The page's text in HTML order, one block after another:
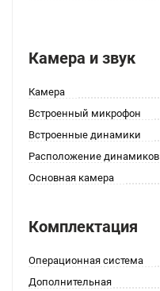
Камера и звук
Камера
Встроенный микрофон
Встроенные динамики
Расположение динамиков
Основная камера
Комплектация
Операционная система
Дополнительная